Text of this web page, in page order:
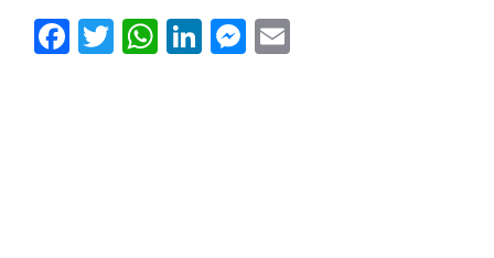
Facebook
Twitter
WhatsApp
LinkedIn
Messenger
Email